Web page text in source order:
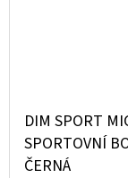
DIM SPORT
SPORTOVNÍ
ČERNÁ